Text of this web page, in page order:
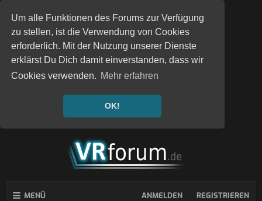
Um alle Funktionen des Forums zur Verfügung
zu stellen, ist die Verwendung von Cookies
erforderlich. Mit der Nutzung unserer Dienste
erklärst Du Dich damit einverstanden, dass wir
Cookies verwenden. Mehr erfahren
OK!
MENÜ ANMELDEN REGISTRIEREN